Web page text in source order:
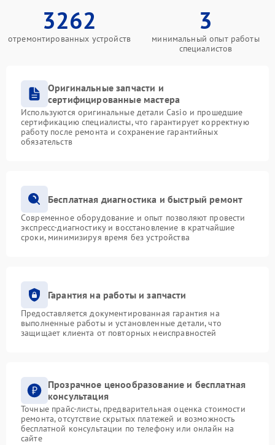
3262
отремонтированных устройств
3
минимальный опыт работы
специалистов
Оригинальные запчасти и
сертифицированные мастера
Используются оригинальные детали Casio и прошедшие
сертификацию специалисты, что гарантирует корректную
работу после ремонта и сохранение гарантийных
обязательств
Бесплатная диагностика и быстрый ремонт
Современное оборудование и опыт позволяют провести
экспресс-диагностику и восстановление в кратчайшие
сроки, минимизируя время без устройства
Гарантия на работы и запчасти
Предоставляется документированная гарантия на
выполненные работы и установленные детали, что
защищает клиента от повторных неисправностей
Прозрачное ценообразование и бесплатная
консультация
Точные прайс-листы, предварительная оценка стоимости
ремонта, отсутствие скрытых платежей и возможность
бесплатной консультации по телефону или онлайн на
сайте